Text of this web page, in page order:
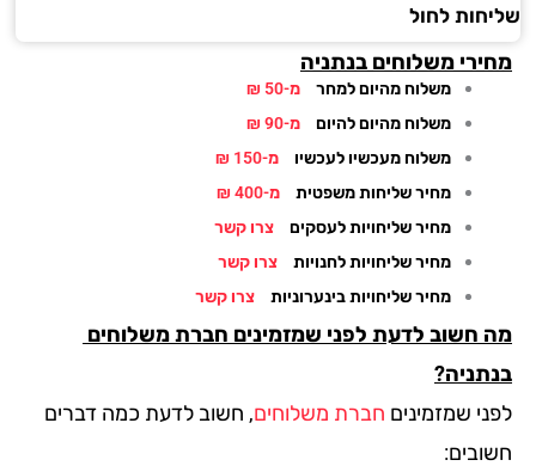
לחול
משלוחים בנתניה
משלוח מהיום למחר
מ-50 ₪
משלוח מהיום להיום
מ-90 ₪
משלוח מעכשיו לעכשיו
מ-150 ₪
מחיר שליחות משפטית
מ-400 ₪
מחיר שליחויות לעסקים
צרו קשר
מחיר שליחויות לחנויות
צרו קשר
מחיר שליחויות בינערוניות
צרו קשר
חשוב לדעת לפני שמזמינים חברת משלוחים
שמזמיניםחברת משלוחים, חשוב לדעת כמה דברים